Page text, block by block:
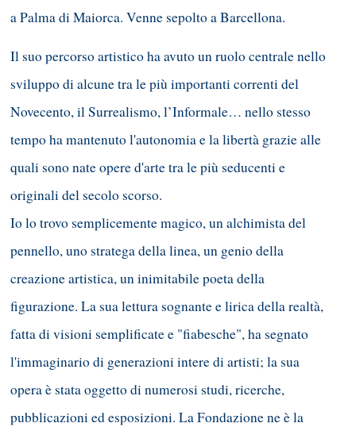
a Palma di Maiorca. Venne sepolto a Barcellona.
Il suo percorso artistico ha avuto un ruolo centrale nello
sviluppo di alcune tra le più importanti correnti del
Novecento, il Surrealismo, l’Informale… nello stesso
tempo ha mantenuto l'autonomia e la libertà grazie alle
quali sono nate opere d'arte tra le più seducenti e
originali del secolo scorso.
Io lo trovo semplicemente magico, un alchimista del
pennello, uno stratega della linea, un genio della
creazione artistica, un inimitabile poeta della
figurazione. La sua lettura sognante e lirica della realtà,
fatta di visioni semplificate e "fiabesche", ha segnato
l'immaginario di generazioni intere di artisti; la sua
opera è stata oggetto di numerosi studi, ricerche,
pubblicazioni ed esposizioni. La Fondazione ne è la